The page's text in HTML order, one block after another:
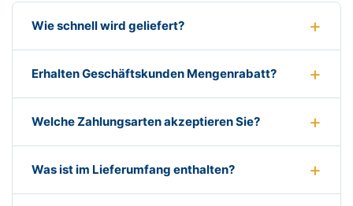
Wie schnell wird geliefert?
Erhalten Geschäftskunden Mengenrabatt?
Welche Zahlungsarten akzeptieren Sie?
Was ist im Lieferumfang enthalten?